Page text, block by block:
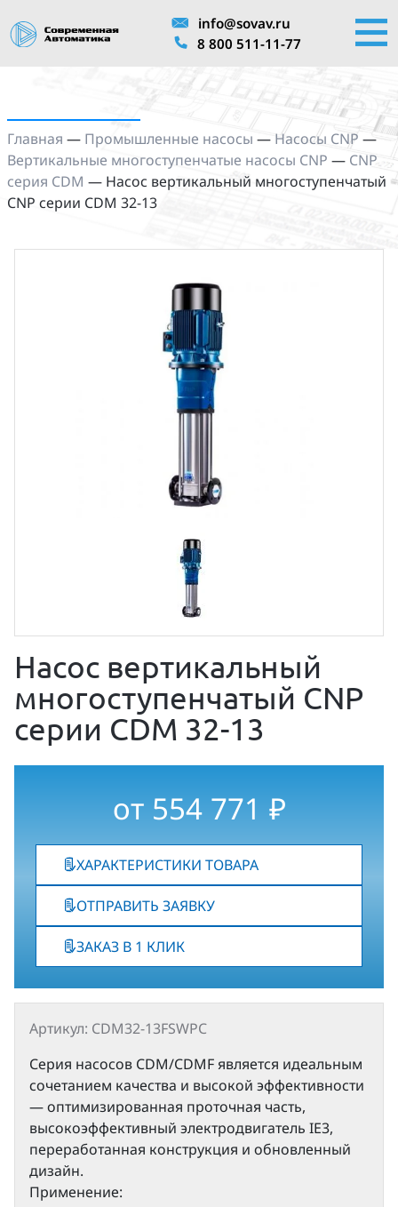
info@sovav.ru
8 800 511-11-77
Главная — Промышленные насосы — Насосы CNP —
Вертикальные многоступенчатые насосы CNP — CNP
серия CDM — Насос вертикальный многоступенчатый
CNP серии CDM 32-13
Насос вертикальный
многоступенчатый CNP
серии CDM 32-13
от 554 771 ₽
ХАРАКТЕРИСТИКИ ТОВАРА
ОТПРАВИТЬ ЗАЯВКУ
ЗАКАЗ В 1 КЛИК
Артикул: CDM32-13FSWPC
Серия насосов CDM/CDMF является идеальным
сочетанием качества и высокой эффективности
— оптимизированная проточная часть,
высокоэффективный электродвигатель IE3,
переработанная конструкция и обновленный
дизайн.
Применение: